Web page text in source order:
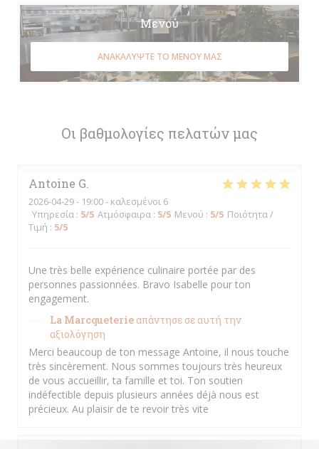
Οι βαθμολογίες πελατών μας
Antoine G
2026-04-29- 19:00 - καλεσμένοι 6
Υπηρεσία : 5/5 Ατμόσφαιρα : 5/5 Μενού : 5/5 Ποιότητα /
Τιμή : 5/5
Une très belle expérience culinaire portée par des
personnes passionnées. Bravo Isabelle pour ton
engagement.
La Marcqueterie απάντησε σε αυτή την
αξιολόγηση
Merci beaucoup de ton message Antoine, il nous touche
très sincèrement. Nous sommes toujours très heureux
de vous accueillir, ta famille et toi. Ton soutien
indéfectible depuis plusieurs années déjà nous est
précieux. Au plaisir de te revoir très vite
Μενού
ΑΝΑΚΑΛΎΨΤΕ ΤΟ ΜΕΝΟΎ ΜΑΣ